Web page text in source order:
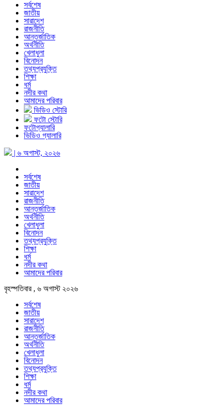
সর্বশেষ
জাতীয়
সারাদেশ
রাজনীতি
আন্তর্জাতিক
অর্থনীতি
খেলাধুলা
বিনোদন
তথ্যপ্রযুক্তি
শিক্ষা
ধর্ম
নদীর কথা
আমাদের পরিবার
ভিডিও স্টোরি
ফটো স্টোরি
ফটোগ্যালারি
ভিডিও গ্যালারি
| ৬ অগাস্ট, ২০২৬
সর্বশেষ
জাতীয়
সারাদেশ
রাজনীতি
আন্তর্জাতিক
অর্থনীতি
খেলাধুলা
বিনোদন
তথ্যপ্রযুক্তি
শিক্ষা
ধর্ম
নদীর কথা
আমাদের পরিবার
বৃহস্পতিবার , ৬ অগাস্ট ২০২৬
সর্বশেষ
জাতীয়
সারাদেশ
রাজনীতি
আন্তর্জাতিক
অর্থনীতি
খেলাধুলা
বিনোদন
তথ্যপ্রযুক্তি
শিক্ষা
ধর্ম
নদীর কথা
আমাদের পরিবার